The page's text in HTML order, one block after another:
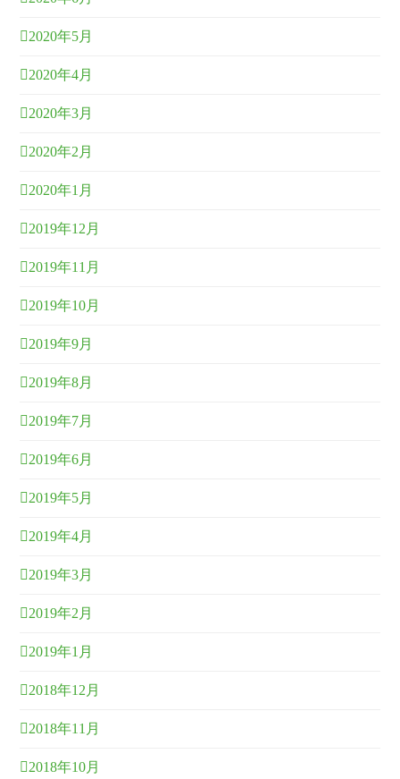
2020年5月
2020年4月
2020年3月
2020年2月
2020年1月
2019年12月
2019年11月
2019年10月
2019年9月
2019年8月
2019年7月
2019年6月
2019年5月
2019年4月
2019年3月
2019年2月
2019年1月
2018年12月
2018年11月
2018年10月